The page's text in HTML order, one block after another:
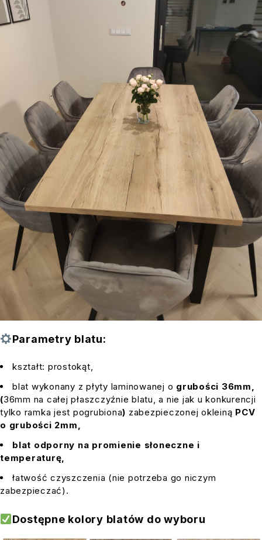
Parametry blatu:
kształt: prostokąt,
blat wykonany z płyty laminowanej o grubości 36mm,
(36mm na całej płaszczyźnie blatu, a nie jak u konkurencji
tylko ramka jest pogrubiona) zabezpieczonej okleiną PCV
o grubości 2mm,
blat odporny na promienie słoneczne i
temperaturę,
łatwość czyszczenia (nie potrzeba go niczym
zabezpieczać).
Dostępne kolory blatów do wyboru